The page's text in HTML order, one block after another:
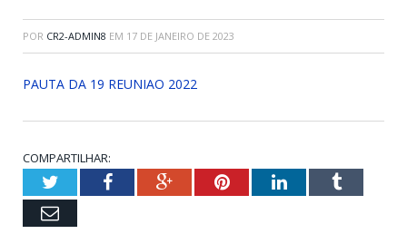
POR CR2-ADMIN8 EM 17 DE JANEIRO DE 2023
PAUTA DA 19 REUNIAO 2022
COMPARTILHAR:
TwitterFacebookGoogle+PinterestLinkedInTumblr
Email